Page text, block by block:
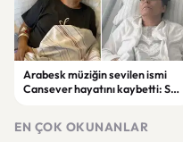
Arabesk müziğin sevilen ismi
Cansever hayatını kaybetti: Son
EN ÇOK OKUNANLAR